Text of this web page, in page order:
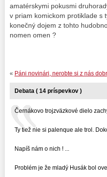
amatérskymi pokusmi
v priam komickom protiklade s
konečný dojem z tohto
nomen omen ?
« Páni novinári, nerobte si z nás
Debata ( 14 príspevkov )
Černákovo trojzväzkové dielo
Ty tiež nie si palenque ale trol.
Napíš nám o nich ! ...
Problém je že mladý Husák bol